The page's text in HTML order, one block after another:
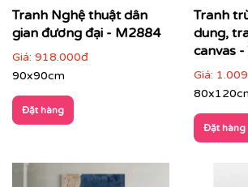
Tranh Nghệ thuật dân
gian đương đại - M2884
Giá: 918.000đ
90x90cm
Đặt hàng
Tranh
dung,
canvas
Giá:
Đặt hàng